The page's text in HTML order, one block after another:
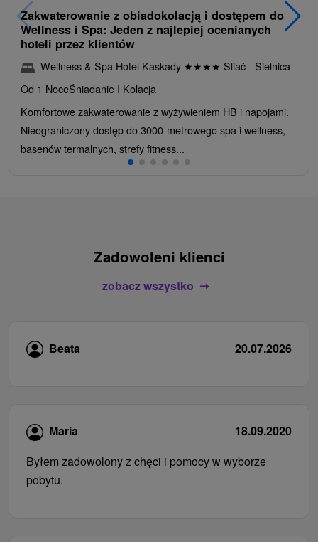
Zakwaterowanie z obiadokolacją i dostępem do
Wellness i Spa: Jeden z najlepiej ocenianych
hoteli przez klientów
Wellness & Spa Hotel Kaskady ★★★★ Sliač - Sielnica
Od 1 NoceŚniadanie I Kolacja
Komfortowe zakwaterowanie z wyżywieniem HB i napojami.
Nieograniczony dostęp do 3000-metrowego spa i wellness,
basenów termalnych, strefy fitness...
Zadowoleni klienci
zobacz wszystko
Beata 20.07.2026
Maria
18.09.2020
Byłem zadowolony z chęci i pomocy w wyborze
pobytu.